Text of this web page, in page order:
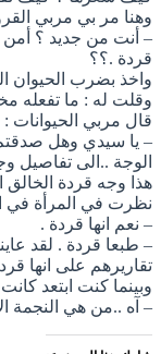
وهنا مر بي مربي
– أنت من جديد ؟ أمن
قردة .؟؟
واخذ بضرب الحيوان
وقلت له : ما تفعله
قال مربي الحيوانات :
– يا سيدي وهل صدقتم
الوجة ..الى تفاصيل
هذا وجه قردة الخالق
نظرت في المرأة في
– نعم انها قردة .
– طبعا قردة . لقد
تقاريرهم على انها
وبينما كنت ابتعد
– آه ..من هي النجمة